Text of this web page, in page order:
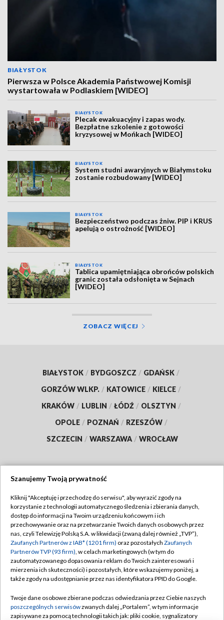
BIAŁYSTOK
Pierwsza w Polsce Akademia Państwowej Komisji
wystartowała w Podlaskiem [WIDEO]
BIAŁYSTOK
Plecak ewakuacyjny i zapas wody.
Bezpłatne szkolenie z gotowości
kryzysowej w Mońkach [WIDEO]
BIAŁYSTOK
System studni awaryjnych w Białymstoku
zostanie rozbudowany [WIDEO]
BIAŁYSTOK
Bezpieczeństwo podczas żniw. PIP i KRUS
apelują o ostrożność [WIDEO]
BIAŁYSTOK
Tablica upamiętniająca obrońców polskich
granic została odsłonięta w Sejnach
[WIDEO]
ZOBACZ WIĘCEJ
BIAŁYSTOK / BYDGOSZCZ / GDAŃSK /
GORZÓW WLKP. / KATOWICE / KIELCE /
KRAKÓW / LUBLIN / ŁÓDŹ / OLSZTYN /
OPOLE / POZNAŃ / RZESZÓW /
SZCZECIN / WARSZAWA / WROCŁAW
TVP
Abonament TVP
Emisja w TVP
Centrum informacji TVP
Naziemna Telewizja Cyfrowa
Rada Programowa
Regulamin TVP
Polityka prywatności
Moje zgody
Pomoc
Kontakt
Szanujemy Twoją prywatność
Kliknij "Akceptuję i przechodzę do serwisu", aby wyrazić zgody na
korzystanie z technologii automatycznego śledzenia i zbierania danych,
dostęp do informacji na Twoim urządzeniu końcowym i ich
przechowywanie oraz na przetwarzanie Twoich danych osobowych przez
nas, czyli Telewizję Polską S.A. w likwidacji (zwaną dalej również „TVP”),
Zaufanych Partnerów z IAB* (1201 firm) oraz pozostałych Zaufanych
Partnerów TVP (93 firm), w celach marketingowych (w tym do
zautomatyzowanego dopasowania reklam do Twoich zainteresowań i
mierzenia ich skuteczności) i pozostałych, które wskazujemy poniżej, a
także zgody na udostępnianie przez nas identyfikatora PPID do Google.
Twoje dane osobowe zbierane podczas odwiedzania przez Ciebie naszych
poszczególnych serwisówzwanych dalej „Portalem”, w tym informacje
zapisywane za pomocą technologii takich jak: pliki cookie, sygnalizatory